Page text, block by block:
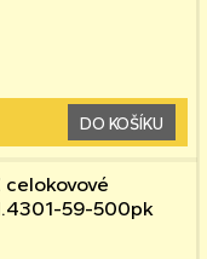
DO KOŠÍKU
celokovové
59-500pk